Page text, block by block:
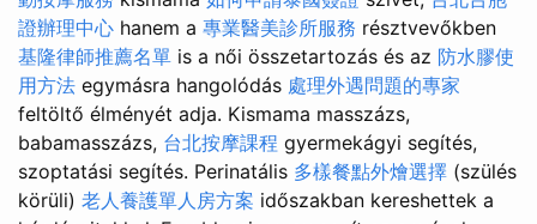
證辦理中心 hanem a 專業醫美診所服務 résztvevőkben
基隆律師推薦名單 is a női összetartozás és az 防水膠使
用方法 egymásra hangolódás 處理外遇問題的專家
feltöltő élményét adja. Kismama masszázs,
babamasszázs, 台北按摩課程 gyermekágyi segítés,
szoptatási segítés. Perinatális 多樣餐點外燴選擇 (szülés
körüli) 老人養護單人房方案 időszakban kereshettek a